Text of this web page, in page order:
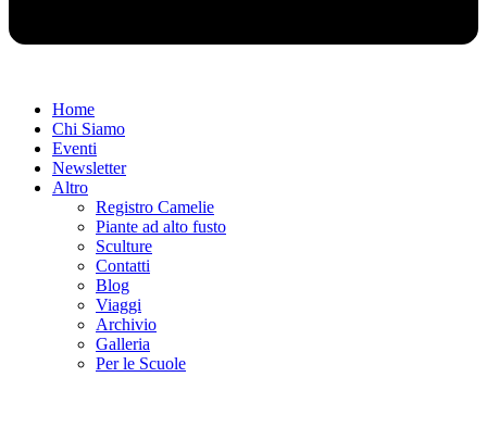
Home
Chi Siamo
Eventi
Newsletter
Altro
Registro Camelie
Piante ad alto fusto
Sculture
Contatti
Blog
Viaggi
Archivio
Galleria
Per le Scuole